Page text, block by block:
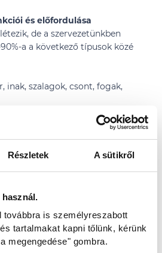
Részletek A sütikről
továbbra is személyreszabott
tartalmakat kapni tőlünk, kérünk
megengedése" gombra.
és előfordulása
de a szervezetünkben
a a következő típusok közé
inak, szalagok, csont, fogak,
izmok, erek
táplálékkiegészítőkbe
kollagént csirkeporcból vonják